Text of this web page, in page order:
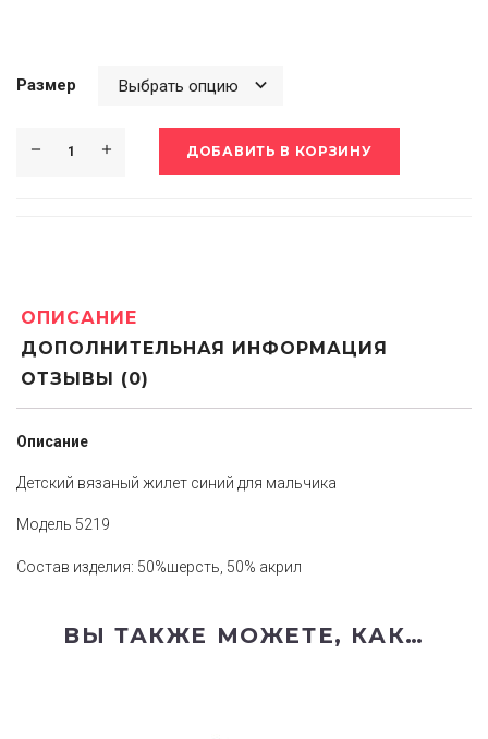
Размер
ДОБАВИТЬ В КОРЗИНУ
ОПИСАНИЕ
ДОПОЛНИТЕЛЬНАЯ ИНФОРМАЦИЯ
ОТЗЫВЫ (0)
Описание
Детский вязаный жилет синий для мальчика
Модель 5219
Состав изделия: 50%шерсть, 50% акрил
ВЫ ТАКЖЕ МОЖЕТЕ, КАК…